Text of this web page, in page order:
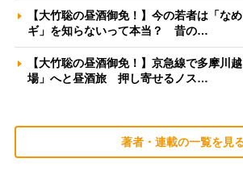
【大竹聡の昼酒御免！】今の若者は「な
ギ」を知らないって本当？ 昔の…
【大竹聡の昼酒御免！】京急線で多摩川
場」へと昼酒旅 押し寄せるノス…
著者・連載の一覧を見